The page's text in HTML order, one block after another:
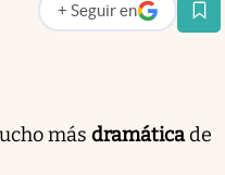
+ Seguir en
abre en nueva pestaña
más dramáticade